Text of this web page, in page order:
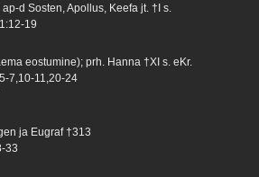
d Sosten, Apollus, Keefa jt. †I s.
19
eostumine); prh. Hanna †XI s. eKr.
7,10-11,20-24
ja Eugraf †313
33